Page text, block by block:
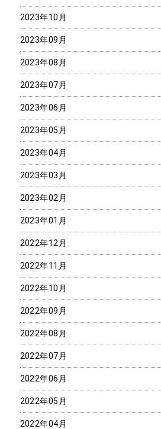
2023年10月
2023年09月
2023年08月
2023年07月
2023年06月
2023年05月
2023年04月
2023年03月
2023年02月
2023年01月
2022年12月
2022年11月
2022年10月
2022年09月
2022年08月
2022年07月
2022年06月
2022年05月
2022年04月